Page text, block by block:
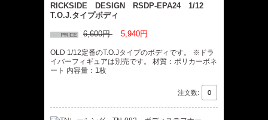
RICKSIDE DESIGN RSDP-EPA24 1/12
T.O.J.タイプボディ
6,600円 5,940円
OLD 1/12定番のT.O.Jタイプのボディです。 ※ドラ
イバーフィギュアは別売です。 材質：ポリカーボネ
ート 内容量：1枚
注文数: